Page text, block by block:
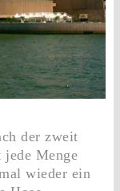
der zweit
jede Menge
wieder ein